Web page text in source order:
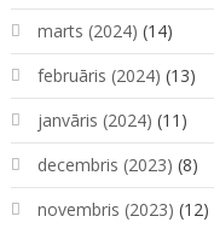
marts (2024) (14)
februāris (2024) (13)
janvāris (2024) (11)
decembris (2023) (8)
novembris (2023) (12)